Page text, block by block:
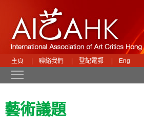
主頁 聯絡我們 登記電郵 Eng
藝術議題